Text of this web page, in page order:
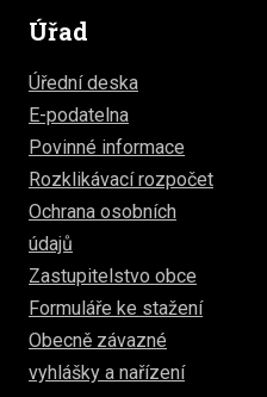
Úřad
Úřední deska
E-podatelna
Povinné informace
Rozklikávací rozpočet
Ochrana osobních
údajů
Zastupitelstvo obce
Formuláře ke stažení
Obecně závazné
vyhlášky a nařízení